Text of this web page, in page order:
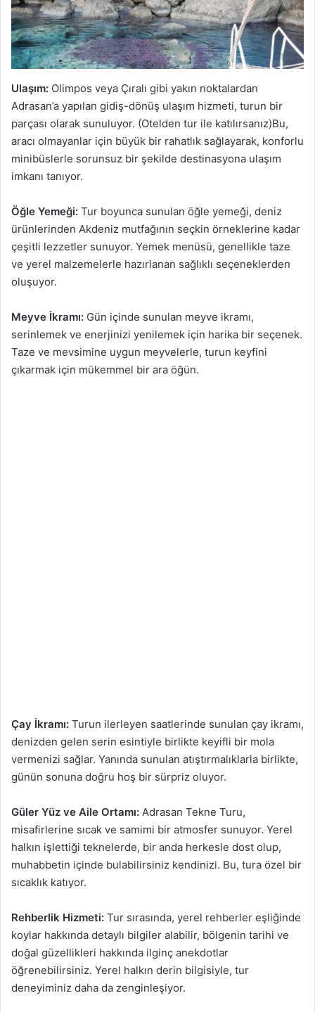
Ulaşım: Olimpos veya Çıralı gibi yakın noktalardan
Adrasan’a yapılan gidiş-dönüş ulaşım hizmeti, turun bir
parçası olarak sunuluyor. (Otelden tur ile katılırsanız)Bu,
aracı olmayanlar için büyük bir rahatlık sağlayarak, konforlu
minibüslerle sorunsuz bir şekilde destinasyona ulaşım
imkanı tanıyor.
Öğle Yemeği: Tur boyunca sunulan öğle yemeği, deniz
ürünlerinden Akdeniz mutfağının seçkin örneklerine kadar
çeşitli lezzetler sunuyor. Yemek menüsü, genellikle taze
ve yerel malzemelerle hazırlanan sağlıklı seçeneklerden
oluşuyor.
Meyve İkramı: Gün içinde sunulan meyve ikramı,
serinlemek ve enerjinizi yenilemek için harika bir seçenek.
Taze ve mevsimine uygun meyvelerle, turun keyfini
çıkarmak için mükemmel bir ara öğün.
Çay İkramı: Turun ilerleyen saatlerinde sunulan çay ikramı,
denizden gelen serin esintiyle birlikte keyifli bir mola
vermenizi sağlar. Yanında sunulan atıştırmalıklarla birlikte,
günün sonuna doğru hoş bir sürpriz oluyor.
Güler Yüz ve Aile Ortamı: Adrasan Tekne Turu,
misafirlerine sıcak ve samimi bir atmosfer sunuyor. Yerel
halkın işlettiği teknelerde, bir anda herkesle dost olup,
muhabbetin içinde bulabilirsiniz kendinizi. Bu, tura özel bir
sıcaklık katıyor.
Rehberlik Hizmeti: Tur sırasında, yerel rehberler eşliğinde
koylar hakkında detaylı bilgiler alabilir, bölgenin tarihi ve
doğal güzellikleri hakkında ilginç anekdotlar
öğrenebilirsiniz. Yerel halkın derin bilgisiyle, tur
deneyiminiz daha da zenginleşiyor.